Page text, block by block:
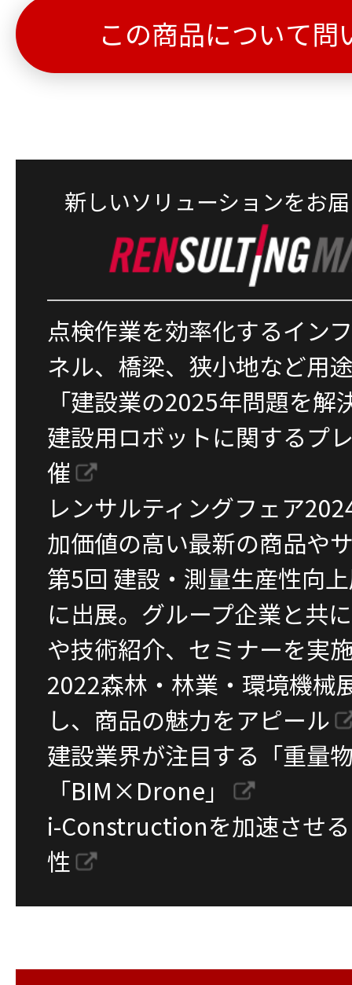
この商品について問
新しいソリューションをお
点検作業を効率化するイン
ネル、橋梁、狭小地など用
「建設業の2025年問題を解
建設用ロボットに関するプ
催
レンサルティングフェア
加価値の高い最新の商品や
第5回 建設・測量生産性向
に出展。グループ企業と共
や技術紹介、セミナーを実
2022森林・林業・環境機械
し、商品の魅力をアピール
建設業界が注目する「重量
「BIM×Drone」
i-Constructionを加速させ
性